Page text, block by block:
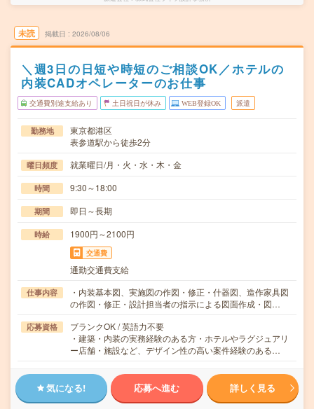
未読 掲載日 2026/08/06
＼週3日の日短や時短のご相談OK／ホテルの
内装CADオペレーターのお仕事
交通費別途支給あり 土日祝日が休み WEB登録OK 派遣
勤務地
東京都港区
表参道駅から徒歩2分
曜日頻度 就業曜日/月・火・水・木・金
時間 9:30～18:00
期間 即日～長期
時給 1900円～2100円
交通費
通勤交通費支給
仕事内容
・内装基本図、実施図の作図・修正・什器図、造作家具図
の作図・修正・設計担当者の指示による図面作成・図…
応募資格
ブランクOK / 英語力不要
・建築・内装の実務経験のある方・ホテルやラグジュアリ
ー店舗・施設など、デザイン性の高い案件経験のある…
気になる! 応募へ進む 詳しく見る